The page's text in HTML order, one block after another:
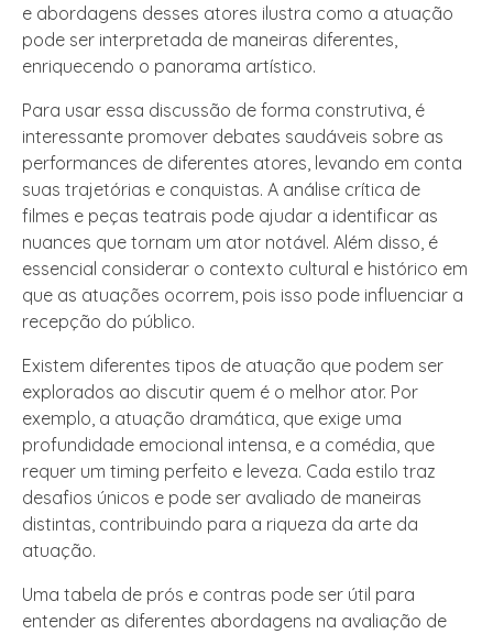
e abordagens desses atores ilustra como a atuação
pode ser interpretada de maneiras diferentes,
enriquecendo o panorama artístico.
Para usar essa discussão de forma construtiva, é
interessante promover debates saudáveis sobre as
performances de diferentes atores, levando em conta
suas trajetórias e conquistas. A análise crítica de
filmes e peças teatrais pode ajudar a identificar as
nuances que tornam um ator notável. Além disso, é
essencial considerar o contexto cultural e histórico em
que as atuações ocorrem, pois isso pode influenciar a
recepção do público.
Existem diferentes tipos de atuação que podem ser
explorados ao discutir quem é o melhor ator. Por
exemplo, a atuação dramática, que exige uma
profundidade emocional intensa, e a comédia, que
requer um timing perfeito e leveza. Cada estilo traz
desafios únicos e pode ser avaliado de maneiras
distintas, contribuindo para a riqueza da arte da
atuação.
Uma tabela de prós e contras pode ser útil para
entender as diferentes abordagens na avaliação de